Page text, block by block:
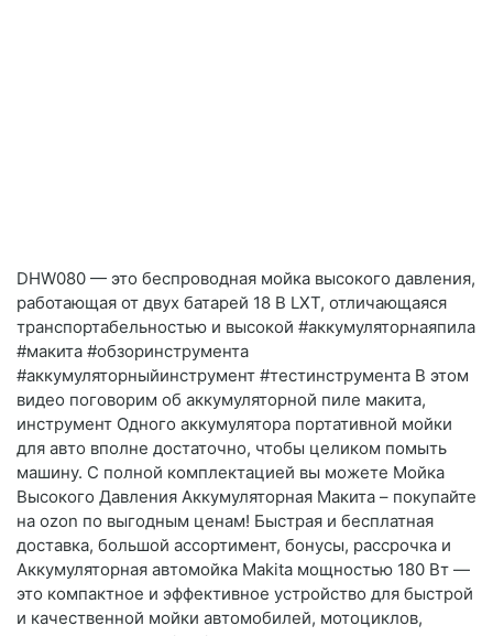
DHW080 — это беспроводная мойка высокого давления,
работающая от двух батарей 18 В LXT, отличающаяся
транспортабельностью и высокой #аккумуляторнаяпила
#макита #обзоринструмента
#аккумуляторныйинструмент #тестинструмента В этом
видео поговорим об аккумуляторной пиле макита,
инструмент Одного аккумулятора портативной мойки
для авто вполне достаточно, чтобы целиком помыть
машину. С полной комплектацией вы можете Мойка
Высокого Давления Аккумуляторная Макита – покупайте
на ozon по выгодным ценам! Быстрая и бесплатная
доставка, большой ассортимент, бонусы, рассрочка и
Аккумуляторная автомойка Makita мощностью 180 Вт —
это компактное и эффективное устройство для быстрой
и качественной мойки автомобилей, мотоциклов,